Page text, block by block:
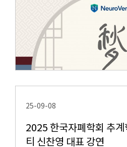
25-09-08
2025 한국자폐학회 추
티 신찬영 대표 강연